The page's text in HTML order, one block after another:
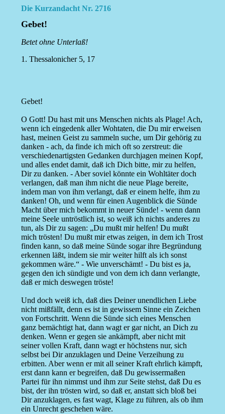
Die Kurzandacht Nr. 2716
Gebet!
Betet ohne Unterlaß!
1. Thessalonicher 5, 17
Gebet!
O Gott! Du hast mit uns Menschen nichts als Plage! Ach,
wenn ich eingedenk aller Wohtaten, die Du mir erweisen
hast, meinen Geist zu sammeln suche, um Dir gehörig zu
danken - ach, da finde ich mich oft so zerstreut: die
verschiedenartigsten Gedanken durchjagen meinen Kopf,
und alles endet damit, daß ich Dich bitte, mir zu helfen,
Dir zu danken. - Aber soviel könnte ein Wohltäter doch
verlangen, daß man ihm nicht die neue Plage bereite,
indem man von ihm verlangt, daß er einem helfe, ihm zu
danken! Oh, und wenn für einen Augenblick die Sünde
Macht über mich bekommt in neuer Sünde! - wenn dann
meine Seele untröstlich ist, so weiß ich nichts anderes zu
tun, als Dir zu sagen: „Du mußt mir helfen! Du mußt
mich trösten! Du mußt mir etwas zeigen, in dem ich Trost
finden kann, so daß meine Sünde sogar ihre Begründung
erkennen läßt, indem sie mir weiter hilft als ich sonst
gekommen wäre.“ - Wie unverschämt! - Du bist es ja,
gegen den ich sündigte und von dem ich dann verlangte,
daß er mich deswegen tröste!
Und doch weiß ich, daß dies Deiner unendlichen Liebe
nicht mißfällt, denn es ist in gewissem Sinne ein Zeichen
von Fortschritt. Wenn die Sünde sich eines Menschen
ganz bemächtigt hat, dann wagt er gar nicht, an Dich zu
denken. Wenn er gegen sie ankämpft, aber nicht mit
seiner vollen Kraft, dann wagt er höchstens nur, sich
selbst bei Dir anzuklagen und Deine Verzeihung zu
erbitten. Aber wenn er mit all seiner Kraft ehrlich kämpft,
erst dann kann er begreifen, daß Du gewissermaßen
Partei für ihn nimmst und ihm zur Seite stehst, daß Du es
bist, der ihn trösten wird, so daß er, anstatt sich bloß bei
Dir anzuklagen, es fast wagt, Klage zu führen, als ob ihm
ein Unrecht geschehen wäre.